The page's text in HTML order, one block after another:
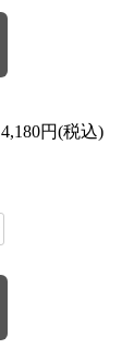
4,180円(税込)